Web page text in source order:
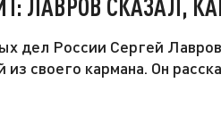
ЛАВРОВ СКАЗАЛ,
дел России Сергей
своего кармана. Он